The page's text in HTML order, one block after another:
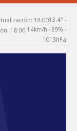
13.4° •
14km/h • 39% •
1013hPa